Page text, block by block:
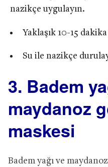
nazikçe uygulayın.
Yaklaşık 10-15
Su ile nazikçe
3. Badem
maydanoz
maskesi
Badem yağı ve